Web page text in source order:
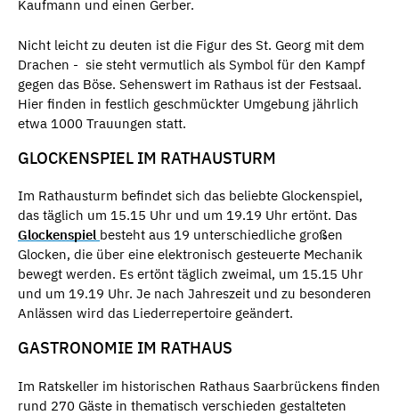
Kaufmann und einen Gerber.
Nicht leicht zu deuten ist die Figur des St. Georg mit dem
Drachen - sie steht vermutlich als Symbol für den Kampf
gegen das Böse. Sehenswert im Rathaus ist der Festsaal.
Hier finden in festlich geschmückter Umgebung jährlich
etwa 1000 Trauungen statt.
GLOCKENSPIEL IM RATHAUSTURM
Im Rathausturm befindet sich das beliebte Glockenspiel,
das täglich um 15.15 Uhr und um 19.19 Uhr ertönt. Das
Glockenspiel besteht aus 19 unterschiedliche großen
Glocken, die über eine elektronisch gesteuerte Mechanik
bewegt werden. Es ertönt täglich zweimal, um 15.15 Uhr
und um 19.19 Uhr. Je nach Jahreszeit und zu besonderen
Anlässen wird das Liederrepertoire geändert.
GASTRONOMIE IM RATHAUS
Im Ratskeller im historischen Rathaus Saarbrückens finden
rund 270 Gäste in thematisch verschieden gestalteten